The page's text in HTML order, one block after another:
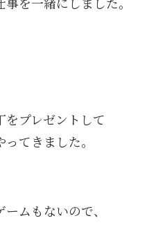
をプレゼントして
てきました。
ムもないので、